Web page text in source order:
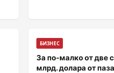
БИЗНЕС
За по-малко от две
млрд. долара от